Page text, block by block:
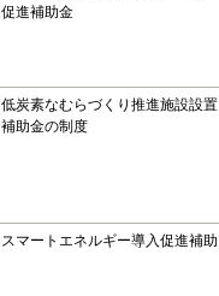
促進補助金
低炭素なむらづくり推進施設設置
補助金の制度
スマートエネルギー導入促進補助